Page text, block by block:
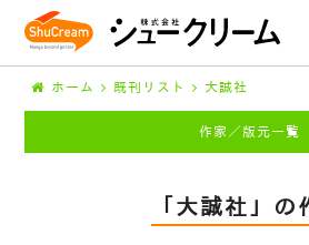
ホーム 既刊リスト 大誠社
作家／版元一覧
「大誠社」の